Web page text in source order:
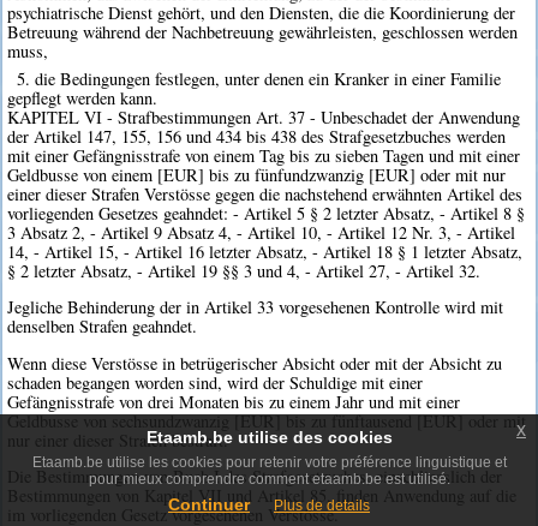
psychiatrische Dienst gehört, und den Diensten, die die Koordinierung der
Betreuung während der Nachbetreuung gewährleisten, geschlossen werden
muss,
5. die Bedingungen festlegen, unter denen ein Kranker in einer Familie
gepflegt werden kann.
KAPITEL VI - Strafbestimmungen Art. 37 - Unbeschadet der Anwendung
der Artikel 147, 155, 156 und 434 bis 438 des Strafgesetzbuches werden
mit einer Gefängnisstrafe von einem Tag bis zu sieben Tagen und mit einer
Geldbusse von einem [EUR] bis zu fünfundzwanzig [EUR] oder mit nur
einer dieser Strafen Verstösse gegen die nachstehend erwähnten Artikel des
vorliegenden Gesetzes geahndet: - Artikel 5 § 2 letzter Absatz, - Artikel 8 §
3 Absatz 2, - Artikel 9 Absatz 4, - Artikel 10, - Artikel 12 Nr. 3, - Artikel
14, - Artikel 15, - Artikel 16 letzter Absatz, - Artikel 18 § 1 letzter Absatz,
§ 2 letzter Absatz, - Artikel 19 §§ 3 und 4, - Artikel 27, - Artikel 32.
Jegliche Behinderung der in Artikel 33 vorgesehenen Kontrolle wird mit
denselben Strafen geahndet.
Wenn diese Verstösse in betrügerischer Absicht oder mit der Absicht zu
schaden begangen worden sind, wird der Schuldige mit einer
Gefängnisstrafe von drei Monaten bis zu einem Jahr und mit einer
Geldbusse von sechsundzwanzig [EUR] bis zu fünftausend [EUR] oder mit
nur einer dieser Strafen bestraft.
Die Bestimmungen von Buch I des Strafgesetzuches, einschliesslich der
Bestimmungen von Kapitel VII und Artikel 85, finden Anwendung auf die
im vorliegenden Gesetz vorgesehenen Verstösse.
Etaamb.be utilise des cookies
Etaamb.be utilise les cookies pour retenir votre préférence linguistique et
pour mieux comprendre comment etaamb.be est utilisé.
Continuer Plus de details
x